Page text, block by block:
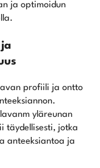
ja optimoidun
profiili ja ontto
yläreunan
täydellisesti, jotka
anteeksiantoa ja